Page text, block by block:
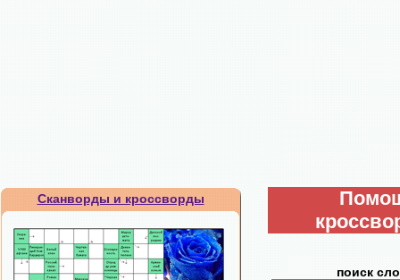
Сканворды и кроссворды
поиск